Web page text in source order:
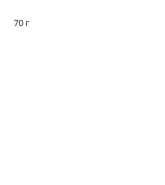
70 г